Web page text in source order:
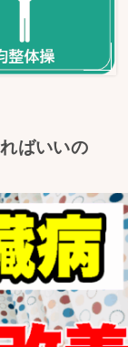
ばいいの